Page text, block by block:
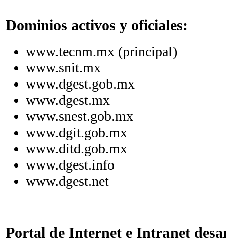
Dominios activos y oficiales:
www.tecnm.mx (principal)
www.snit.mx
www.dgest.gob.mx
www.dgest.mx
www.snest.gob.mx
www.dgit.gob.mx
www.ditd.gob.mx
www.dgest.info
www.dgest.net
Portal de Internet e Intranet